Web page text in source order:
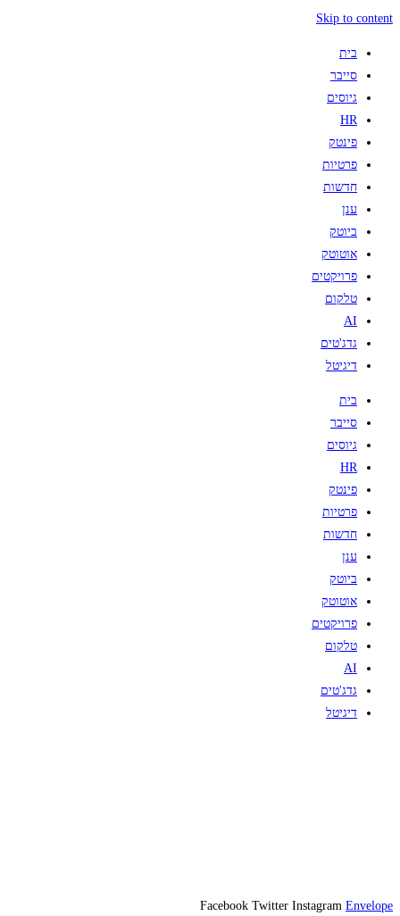
Skip to content
בית
סייבר
גיוסים
HR
פינטק
פרטיות
חדשות
ענן
ביוטק
אוטוטק
פרויקטים
טלקום
AI
גדג'טים
דיגיטל
בית
סייבר
גיוסים
HR
פינטק
פרטיות
חדשות
ענן
ביוטק
אוטוטק
פרויקטים
טלקום
AI
גדג'טים
דיגיטל
Facebook Twitter Instagram Envelope